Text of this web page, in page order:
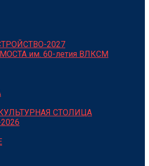
2027
им. 60-летия ВЛКСМ
СТОЛИЦА